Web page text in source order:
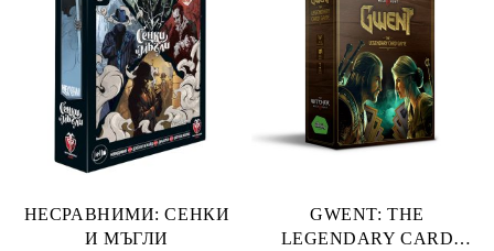
НЕСРАВНИМИ: СЕНКИ
И МЪГЛИ
GWENT: THE
LEGENDARY CARD